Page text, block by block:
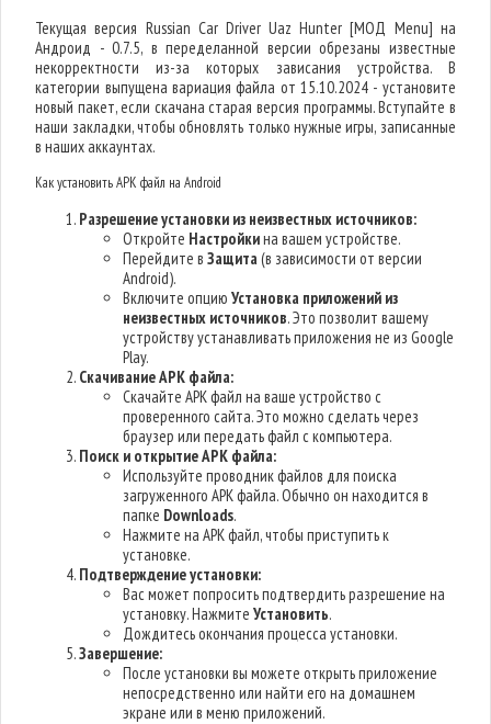
Текущая версия Russian Car Driver Uaz Hunter [МОД Menu] на
Андроид - 0.7.5, в переделанной версии обрезаны известные
некорректности из-за которых зависания устройства. В
категории выпущена вариация файла от 15.10.2024 - установите
новый пакет, если скачана старая версия программы. Вступайте в
наши закладки, чтобы обновлять только нужные игры, записанные
в наших аккаунтах.
Как установить APK файл на Android
Разрешение установки из неизвестных источников:
Откройте Настройкина вашем устройстве.
Перейдите вЗащита(в зависимости от версии
Android).
Включите опциюУстановка приложений из
неизвестных источников. Это позволит вашему
устройству устанавливать приложения не из Google
Play.
Скачивание APK файла:
Скачайте APK файл на ваше устройство с
проверенного сайта. Это можно сделать через
браузер или передать файл с компьютера.
Поиск и открытие APK файла:
Используйте проводник файлов для поиска
загруженного APK файла. Обычно он находится в
папке Downloads.
Нажмите на APK файл, чтобы приступить к
установке.
Подтверждение установки:
Вас может попросить подтвердить разрешение на
установку. НажмитеУстановить.
Дождитесь окончания процесса установки.
Завершение:
После установки вы можете открыть приложение
непосредственно или найти его на домашнем
экране или в меню приложений.